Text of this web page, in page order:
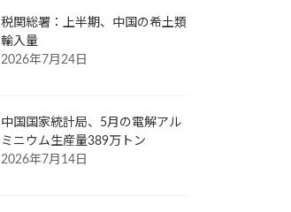
税関総署：上半期、中国の希土類
輸入量
2026年7月24日
中国国家統計局、5月の電解アル
ミニウム生産量389万トン
2026年7月14日